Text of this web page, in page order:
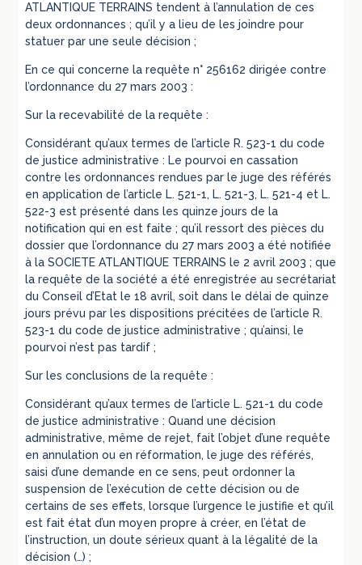
ATLANTIQUE TERRAINS tendent à l’annulation de ces
deux ordonnances ; qu’il y a lieu de les joindre pour
statuer par une seule décision ;
En ce qui concerne la requête n° 256162 dirigée contre
l’ordonnance du 27 mars 2003 :
Sur la recevabilité de la requête :
Considérant qu’aux termes de l’article R. 523-1 du code
de justice administrative : Le pourvoi en cassation
contre les ordonnances rendues par le juge des référés
en application de l’article L. 521-1, L. 521-3, L. 521-4 et L.
522-3 est présenté dans les quinze jours de la
notification qui en est faite ; qu’il ressort des pièces du
dossier que l’ordonnance du 27 mars 2003 a été notifiée
à la SOCIETE ATLANTIQUE TERRAINS le 2 avril 2003 ; que
la requête de la société a été enregistrée au secrétariat
du Conseil d’Etat le 18 avril, soit dans le délai de quinze
jours prévu par les dispositions précitées de l’article R.
523-1 du code de justice administrative ; qu’ainsi, le
pourvoi n’est pas tardif ;
Sur les conclusions de la requête :
Considérant qu’aux termes de l’article L. 521-1 du code
de justice administrative : Quand une décision
administrative, même de rejet, fait l’objet d’une requête
en annulation ou en réformation, le juge des référés,
saisi d’une demande en ce sens, peut ordonner la
suspension de l’exécution de cette décision ou de
certains de ses effets, lorsque l’urgence le justifie et qu’il
est fait état d’un moyen propre à créer, en l’état de
l’instruction, un doute sérieux quant à la légalité de la
décision (…) ;